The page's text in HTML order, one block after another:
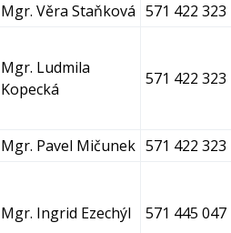
Mgr. Věra Staňková 571 422 323
Mgr. Ludmila
Kopecká
571 422 323
Mgr. Pavel Mičunek 571 422 323
Mgr. Ingrid Ezechýl 571 445 047